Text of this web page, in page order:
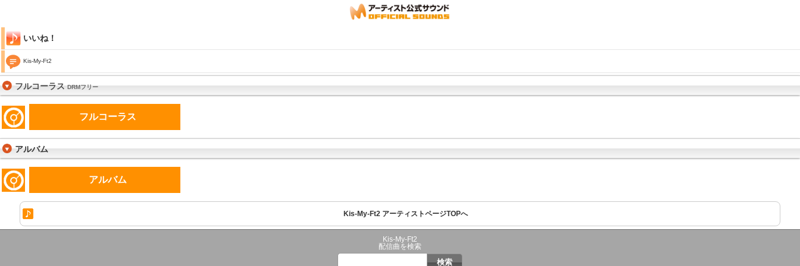
いいね！
Kis-My-Ft2
フルコーラスDRMフリー
フルコーラス
アルバム
アルバム
Kis-My-Ft2 アーティストページTOPへ
Kis-My-Ft2
配信曲を検索